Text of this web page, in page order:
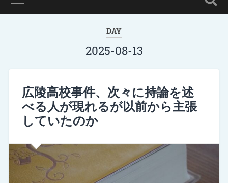
DAY
2025-08-13
広陵高校事件、次々に持論を述
べる人が現れるが以前から主張
していたのか